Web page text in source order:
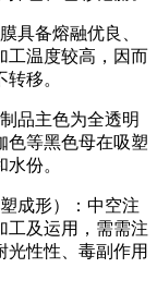
具备熔融优良、
工温度较高，因而
移。
品主色为全透明
色等黑色母在吸塑
份。
成形）：中空注
工及运用，需需注
光性性、毒副作用